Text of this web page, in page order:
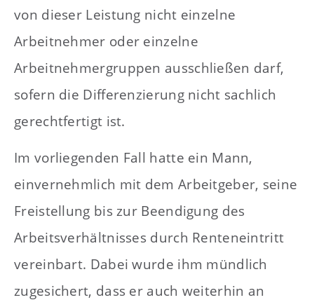
von dieser Leistung nicht einzelne
Arbeitnehmer oder einzelne
Arbeitnehmergruppen ausschließen darf,
sofern die Differenzierung nicht sachlich
gerechtfertigt ist.
Im vorliegenden Fall hatte ein Mann,
einvernehmlich mit dem Arbeitgeber, seine
Freistellung bis zur Beendigung des
Arbeitsverhältnisses durch Renteneintritt
vereinbart. Dabei wurde ihm mündlich
zugesichert, dass er auch weiterhin an